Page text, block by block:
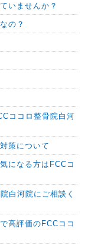
いませんか？
の？
ココロ整骨院白河
対策について
になる方はFCCコ
白河院にご相談く
高評価のFCCココ